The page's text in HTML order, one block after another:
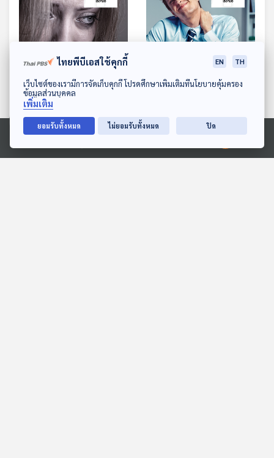
ดาวน์โหลด Thai PBS Podcast Application
Ⓒ 2020 องค์การกระจายเสียงและแพร่ภาพสาธารณะแห่งประเทศไทย
26:31
EP. 1099: เพิ่มความสุข ลด
ความเจ็บปวดให้กับชีวิตเมื่อ
เติบโต
โรงหมอ
ที่เราเข้าใจ
โรงหมอ
ไทยพีบีเอสใช้คุกกี้ EN TH
เว็บไซต์ของเรามีการจัดเก็บคุกกี้ โปรดศึกษาเพิ่มเติมที่นโยบายคุ้มครอง
ข้อมูลส่วนบุคคล
เพิ่มเติม
ยอมรับทั้งหมด ไม่ยอมรับทั้งหมด ปิด